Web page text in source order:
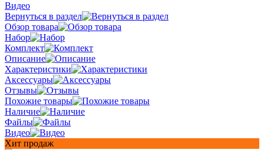
Видео
Вернуться в раздел
Обзор товара
Набор
Комплект
Описание
Характеристики
Аксессуары
Отзывы
Похожие товары
Наличие
Файлы
Видео
Хит продаж